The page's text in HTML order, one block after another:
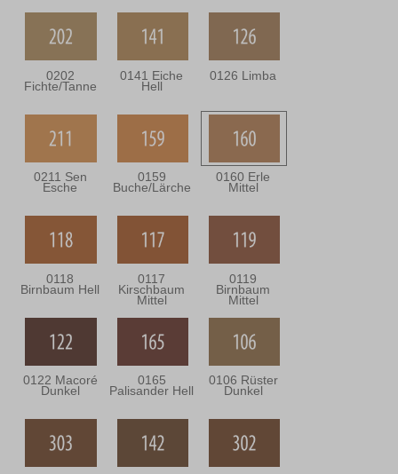
0202
Fichte/Tanne
0141 Eiche
Hell
0126 Limba
0211 Sen
Esche
0159
Buche/Lärche
0160 Erle
Mittel
0118
Birnbaum Hell
0117
Kirschbaum
Mittel
0119
Birnbaum
Mittel
0122 Macoré
Dunkel
0165
Palisander Hell
0106 Rüster
Dunkel